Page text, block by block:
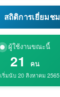
สถิติการเยี่ยมชม
ผู้ใช้งานขณะนี้
21 คน
เริ่มนับ 20 สิงหาคม 2565